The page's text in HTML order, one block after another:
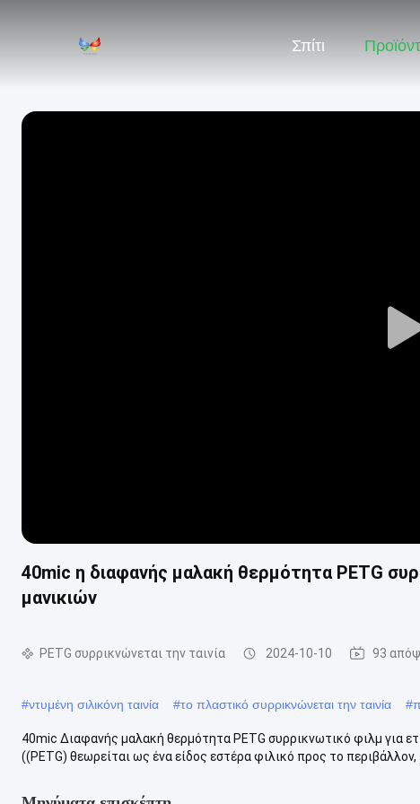
Σπίτι
40mic η διαφανής μαλακή θερμότητα PETG
μανικιών
PETG συρρικνώνεται την ταινία 2024-10-10 93
#ντυμένη σιλικόνη ταινία #το πλαστικό συρρικνώνεται την ταινία #
40mic Διαφανής μαλακή θερμότητα PETG συρρικνωτικό φιλμ για
((PETG) θεωρείται ως ένα είδος εστέρα φιλικό προς το περιβάλλον,